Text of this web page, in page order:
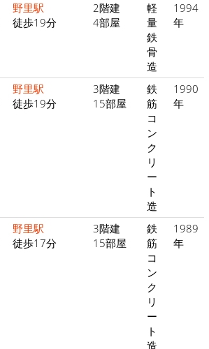
野里駅
徒歩19分
2階建
4部屋
軽
量
鉄
骨
造
1994
年
野里駅
徒歩19分
3階建
15部屋
鉄
筋
コ
ン
ク
リ
ー
ト
造
1990
年
野里駅
徒歩17分
3階建
15部屋
鉄
筋
コ
ン
ク
リ
ー
ト
造
1989
年